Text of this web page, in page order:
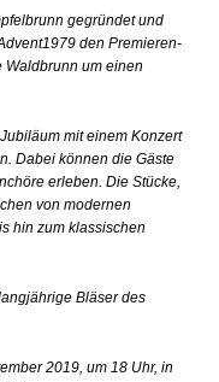
gegründet und
den Premieren-
Waldbrunn um einen
mit einem Konzert
Dabei können die Gäste
erleben. Die Stücke,
von modernen
hin zum klassischen
Bläser des
2019, um 18 Uhr, in